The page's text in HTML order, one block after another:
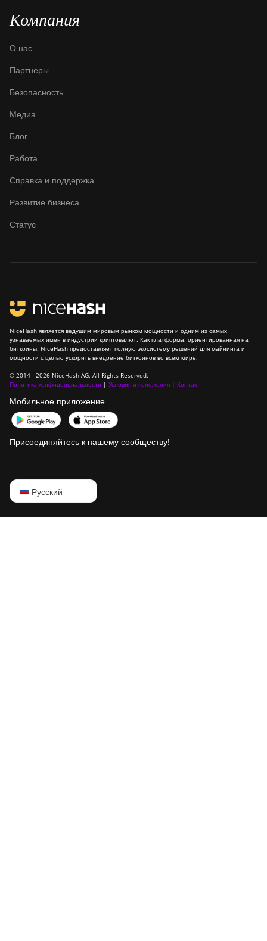
Компания
О нас
Партнеры
Безопасность
Медиа
Блог
Работа
Справка и поддержка
Развитие бизнеса
Статус
NiceHash является ведущим мировым рынком мощности и одним из самых
узнаваемых имен в индустрии криптовалют. Как платформа, ориентированная на
биткоины, NiceHash предоставляет полную экосистему решений для майнинга и
мощности с целью ускорить внедрение биткоинов во всем мире.
© 2014 - 2026 NiceHash AG. All Rights Reserved.
Политика конфиденциальности | Условия и положения | Контакт
Мобильное приложение
Присоединяйтесь к нашему сообществу!
Русский
English